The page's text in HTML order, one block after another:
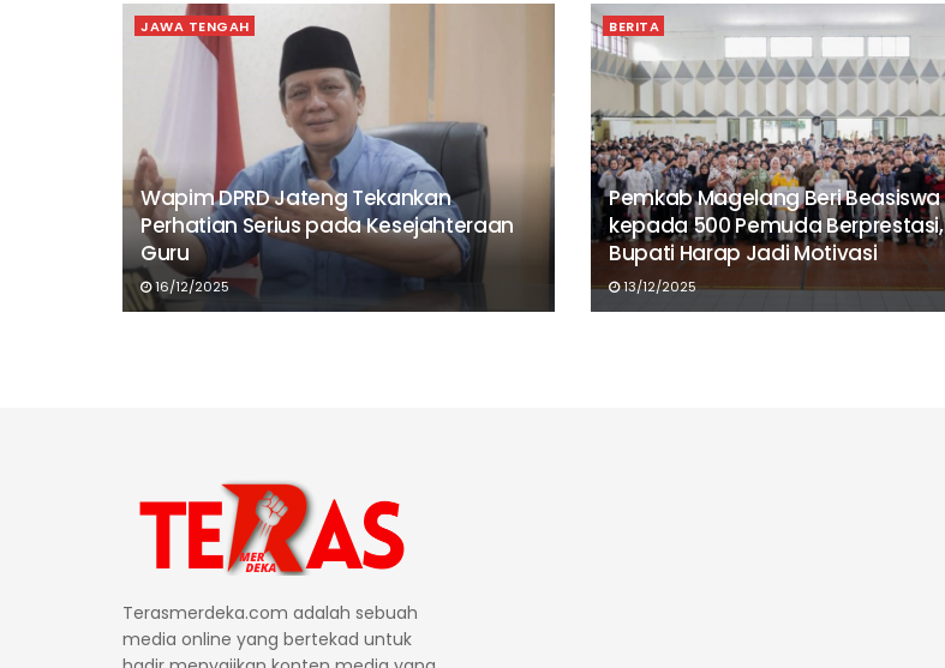
JAWA TENGAH
Wapim DPRD Jateng Tekankan
Perhatian Serius pada Kesejahteraan
Guru
16/12/2025
BERITA
Pemkab Magelang Beri Beasiswa
kepada 500 Pemuda Berprestasi,
Bupati Harap Jadi Motivasi
13/12/2025
Terasmerdeka.com adalah sebuah
media online yang bertekad untuk